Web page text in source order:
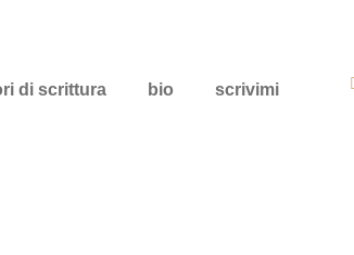
di scrittura bio scrivimi